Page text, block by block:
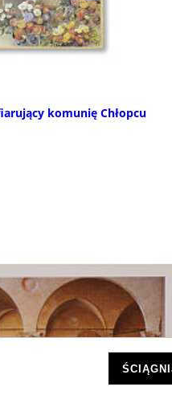
komunię Chłopcu